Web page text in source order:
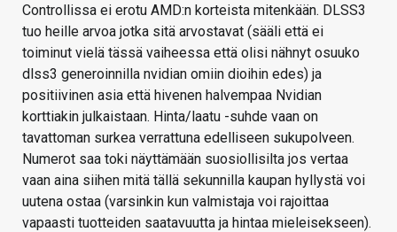
Controllissa ei erotu AMD:n korteista mitenkään. DLSS3
tuo heille arvoa jotka sitä arvostavat (sääli että ei
toiminut vielä tässä vaiheessa että olisi nähnyt osuuko
dlss3 generoinnilla nvidian omiin dioihin edes) ja
positiivinen asia että hivenen halvempaa Nvidian
korttiakin julkaistaan. Hinta/laatu -suhde vaan on
tavattoman surkea verrattuna edelliseen sukupolveen.
Numerot saa toki näyttämään suosiollisilta jos vertaa
vaan aina siihen mitä tällä sekunnilla kaupan hyllystä voi
uutena ostaa (varsinkin kun valmistaja voi rajoittaa
vapaasti tuotteiden saatavuutta ja hintaa mieleisekseen).